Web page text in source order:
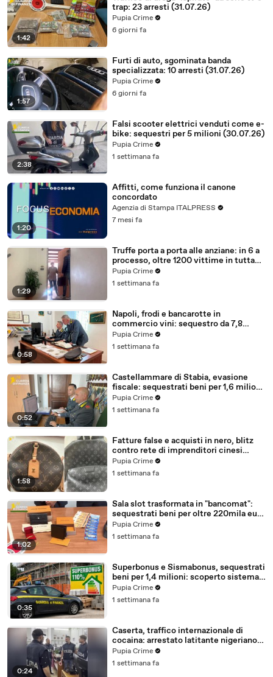
1:42
trap: 23 arresti (31.07.26)
Pupia Crime
6 giorni fa
1:57
Furti di auto, sgominata banda
specializzata: 10 arresti (31.07.26)
Pupia Crime
6 giorni fa
2:38
Falsi scooter elettrici venduti come e-
bike: sequestri per 5 milioni (30.07.26)
Pupia Crime
1 settimana fa
1:20
Affitti, come funziona il canone
concordato
Agenzia di Stampa ITALPRESS
7 mesi fa
1:29
Truffe porta a porta alle anziane: in 6 a
processo, oltre 1200 vittime in tutta
Italia (30.07.26)
Pupia Crime
1 settimana fa
0:58
Napoli, frodi e bancarotte in
commercio vini: sequestro da 7,8
milioni (30.07.26)
Pupia Crime
1 settimana fa
0:52
Castellammare di Stabia, evasione
fiscale: sequestrati beni per 1,6 milioni
ad un consorzio navale (29.07.26)
Pupia Crime
1 settimana fa
1:58
Fatture false e acquisti in nero, blitz
contro rete di imprenditori cinesi
sequestri per 8,5 milioni (29.07.26)
Pupia Crime
1 settimana fa
1:02
Sala slot trasformata in "bancomat":
sequestrati beni per oltre 220mila euro
a due coniugi (29.07.26)
Pupia Crime
1 settimana fa
0:35
Superbonus e Sismabonus, sequestrati
beni per 1,4 milioni: scoperto sistema
con false abitazioni (29.07.26)
Pupia Crime
1 settimana fa
0:24
Caserta, traffico internazionale di
cocaina: arrestato latitante nigeriano
ricercato dal 2019 (28.07.26)
Pupia Crime
1 settimana fa